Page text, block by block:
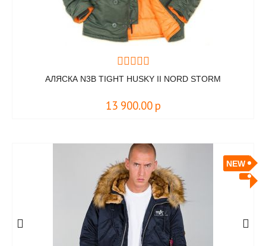
АЛЯСКА N3B TIGHT HUSKY II NORD STORM
13 900.00 р
NEW